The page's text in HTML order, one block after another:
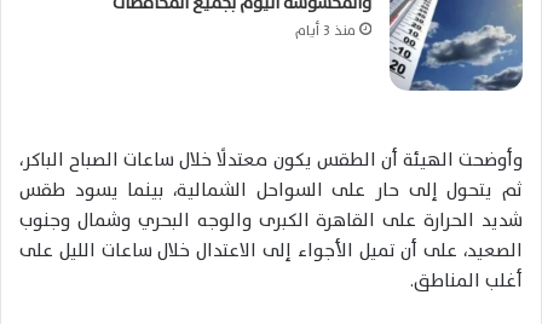
منذ 3 أيام
وأوضحت الهيئة أن الطقس يكون معتدلًا خلال ساعات الصباح الباكر،
ثم يتحول إلى حار على السواحل الشمالية، بينما يسود طقس
شديد الحرارة على القاهرة الكبرى والوجه البحري وشمال وجنوب
الصعيد، على أن تميل الأجواء إلى الاعتدال خلال ساعات الليل على
أغلب المناطق.